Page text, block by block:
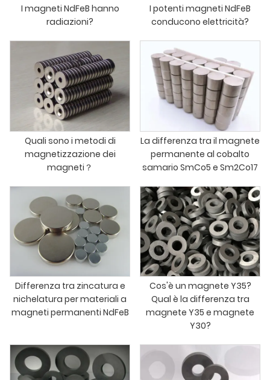
I magneti NdFeB hanno
radiazioni?
I potenti magneti NdFeB
conducono elettricità?
Quali sono i metodi di
magnetizzazione dei
magneti？
La differenza tra il magnete
permanente al cobalto
samario SmCo5 e Sm2Co17
Differenza tra zincatura e
nichelatura per materiali a
magneti permanenti NdFeB
Cos'è un magnete Y35?
Qual è la differenza tra
magnete Y35 e magnete
Y30?